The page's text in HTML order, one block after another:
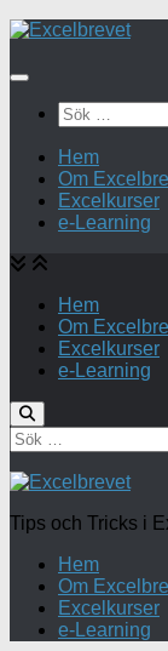
Under
Sök
efter:
Hem
Om
Excelkurser
e-Learning
Hem
Om
Excelkurser
e-Learning
Sök
efter:
Tips och Tricks i
Hem
Om
Excelkurser
e-Learning